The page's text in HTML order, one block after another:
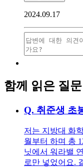
2024.09.17
함께 읽은 질문
Q. 취준생 초
저는 지방대 화
월부터 하며 총
닛에서 워라밸
로만 넣었어요.